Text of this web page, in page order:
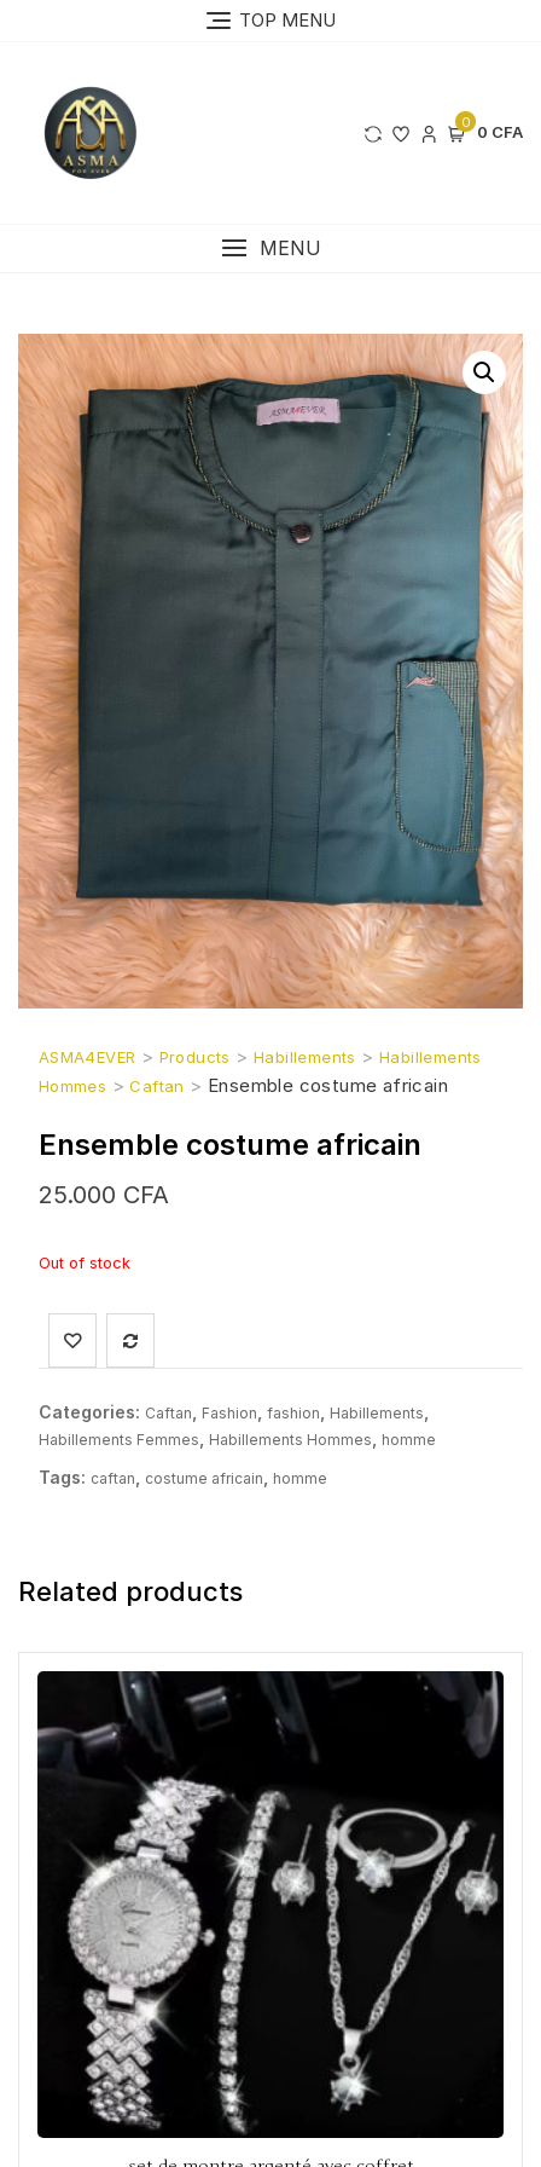
TOP MENU
0 0 CFA
MENU
ASMA4EVER > Products > Habillements > Habillements
Hommes >Caftan > Ensemble costume africain
Ensemble costume africain
25.000 CFA
Out of stock
Categories: Caftan Fashion fashion Habillements
Habillements Femmes Habillements Hommes homme
Tags: caftan costume africain homme
Related products